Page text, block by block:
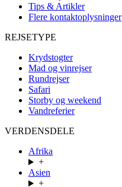
Tips & Artikler
Flere kontaktoplysninger
REJSETYPE
Krydstogter
Mad og vinrejser
Rundrejser
Safari
Storby og weekend
Vandreferier
VERDENSDELE
Afrika
+
Asien
+